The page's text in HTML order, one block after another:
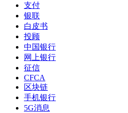
支付
银联
白皮书
投顾
中国银行
网上银行
征信
CFCA
区块链
手机银行
5G消息